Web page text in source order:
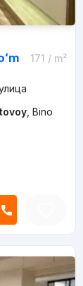
171 / m²
, Bino